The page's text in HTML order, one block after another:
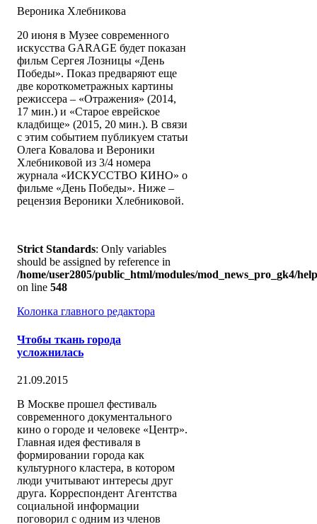
Вероника Хлебникова
20 июня в Музее современного
искусства GARAGE будет показан
фильм Сергея Лозницы «День
Победы». Показ предваряют еще
две короткометражных картины
режиссера – «Отражения» (2014,
17 мин.) и «Старое еврейское
кладбище» (2015, 20 мин.). В связи
с этим событием публикуем статьи
Олега Ковалова и Вероники
Хлебниковой из 3/4 номера
журнала «ИСКУССТВО КИНО» о
фильме «День Победы». Ниже –
рецензия Вероники Хлебниковой.
Strict Standards: Only variables
should be assigned by reference in
/home/user2805/public_html/modules/mod_news_pro_gk4/
on line 548
Колонка главного редактора
Чтобы ткань города
усложнилась
21.09.2015
В Москве прошел фестиваль
современного документального
кино о городе и человеке «Центр».
Главная идея фестиваля в
формировании города как
культурного кластера, в котором
люди учитывают интересы друг
друга. Корреспондент Агентства
социальной информации
поговорил с одним из членов